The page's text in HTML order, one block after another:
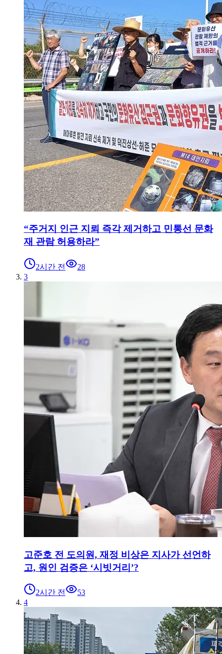
“주거지 인근 지뢰 즉각 제거하고 민통선 문화
재 관람 허용하라”
2시간 전
28
3
고준호 전 도의원, 재정 비상은 지사가 선언하
고, 원인 검증은 ‘시빗거리’?
2시간 전
53
4